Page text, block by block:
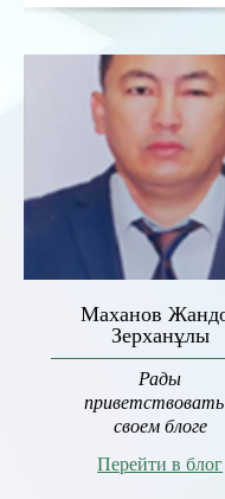
Маханов
Зерханұлы
Рады
приветствовать
своем блоге
Перейти в блог